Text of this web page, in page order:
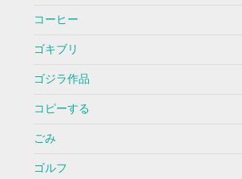
コーヒー
ゴキブリ
ゴジラ作品
コピーする
ごみ
ゴルフ